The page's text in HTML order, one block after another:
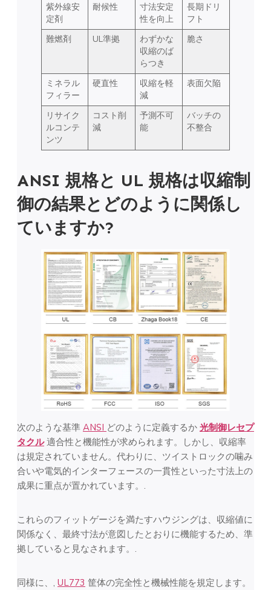
紫外線安
定剤
耐候性
寸法安定
性を向上
長期ドリ
フト
難燃剤
UL準拠
わずかな
収縮のば
らつき
脆さ
ミネラル
フィラー
硬直性
収縮を軽
減
表面欠陥
リサイク
ルコンテ
ンツ
コスト削
減
予測不可
能
バッチの
不整合
ANSI 規格と UL 規格は収縮制
御の結果とどのように関係し
ていますか?
次のような基準 ANSI どのように定義するか 光制御レセプ
タクル 適合性と機能性が求められます。しかし、収縮率
は規定されていません。代わりに、ツイストロックの噛み
合いや電気的インターフェースの一貫性といった寸法上の
成果に重点が置かれています。.
これらのフィットゲージを満たすハウジングは、収縮値に
関係なく、最終寸法が意図したとおりに機能するため、準
拠していると見なされます。.
同様に、, UL773 筐体の完全性と機械性能を規定します。